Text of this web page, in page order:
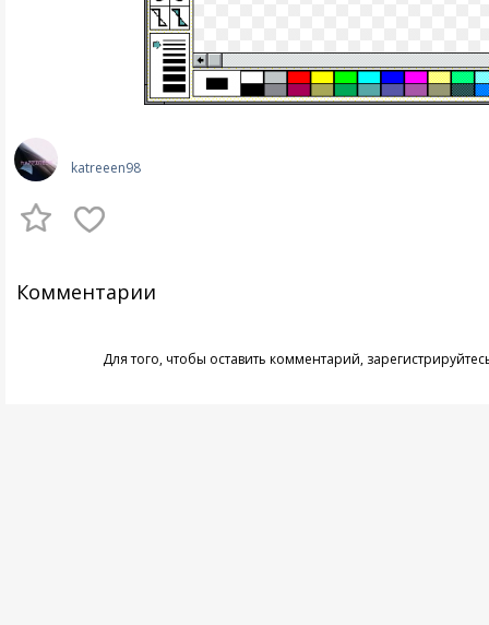
katreeen98
Комментарии
Для того, чтобы оставить комментарий,